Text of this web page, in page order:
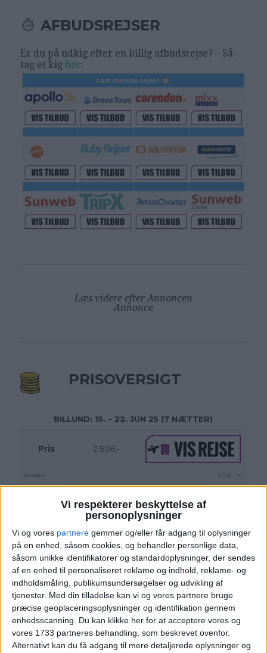
Vi respekterer beskyttelse af
personoplysninger
Vi og vores partnere gemmer og/eller får adgang til oplysninger
på en enhed, såsom cookies, og behandler personlige data,
såsom unikke identifikatorer og standardoplysninger, der sendes
af en enhed til personaliseret reklame og indhold, reklame- og
indholdsmåling, publikumsundersøgelser og udvikling af
tjenester. Med din tilladelse kan vi og vores partnere bruge
præcise geoplaceringsoplysninger og identifikation gennem
enhedsscanning. Du kan klikke her for at acceptere vores og
vores 1733 partneres behandling, som beskrevet ovenfor.
Alternativt kan du få adgang til mere detaljerede oplysninger og
AFBUDSREJSER
Er du på udkig efter en billig afbudsrejse? – Så
tag et kig her:
Læs videre efter Annoncen
Annonce
PRISOVERSIGT
BILLUND: 15. – 22. JUN 25 (7 NÆTTER)
Pris 2.506,-
KØBENHAVN:19. – 26. JUN 25 (7 NÆTTER)
Pris 2.977,-